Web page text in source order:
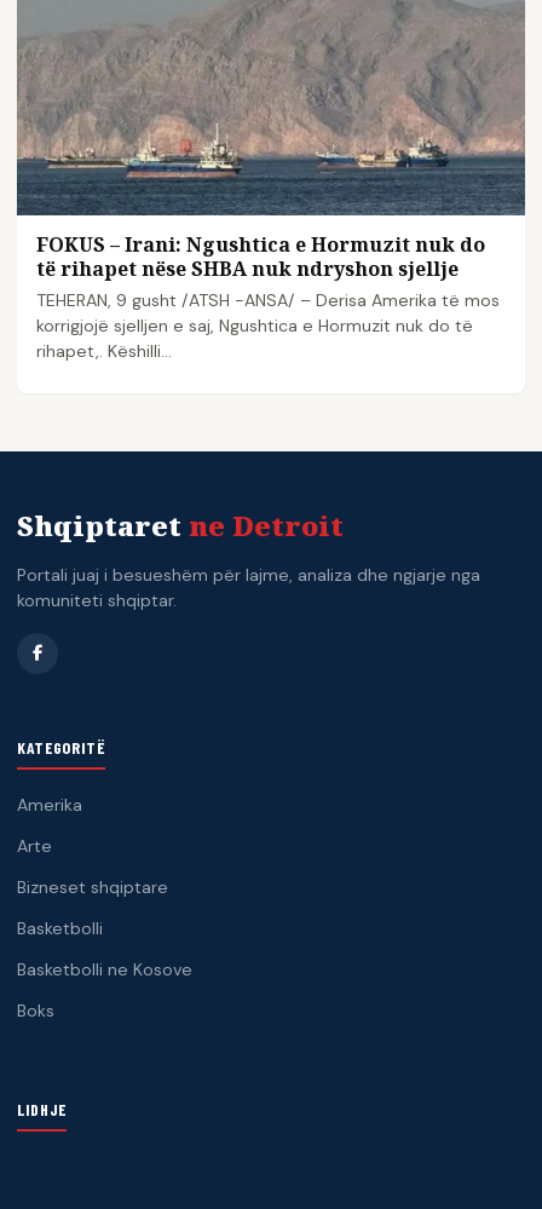
FOKUS – Irani: Ngushtica e Hormuzit nuk do
të rihapet nëse SHBA nuk ndryshon sjellje
TEHERAN, 9 gusht /ATSH -ANSA/ – Derisa Amerika të mos
korrigjojë sjelljen e saj, Ngushtica e Hormuzit nuk do të
rihapet,. Këshilli…
Shqiptaret ne Detroit
Portali juaj i besueshëm për lajme, analiza dhe ngjarje nga
komuniteti shqiptar.
KATEGORITË
Amerika
Arte
Bizneset shqiptare
Basketbolli
Basketbolli ne Kosove
Boks
LIDHJE